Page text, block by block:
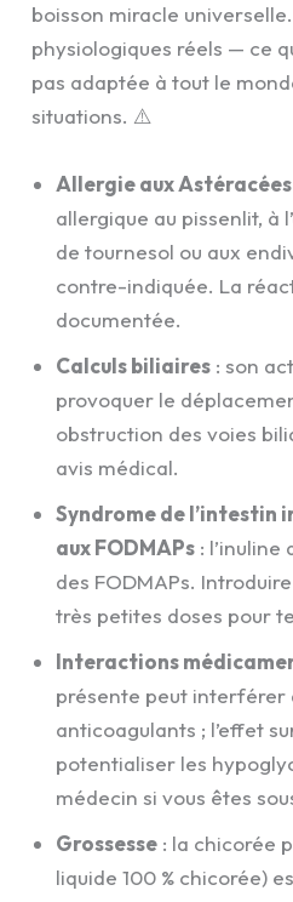
boisson miracle
physiologiques réels — ce
pas adaptée à tout le
situations. ⚠️
Allergie aux Astéracées
allergique au pissenlit, à
de tournesol ou aux
contre-indiquée. La
documentée.
Calculs biliaires : son
provoquer le
obstruction des voies
avis médical.
Syndrome de
aux FODMAPs :
des FODMAPs.
très petites doses pour
Interactions
présente peut interférer
anticoagulants ; l’effet
potentialiser les
médecin si vous êtes
Grossesse : la chicorée
liquide 100 % chicorée)